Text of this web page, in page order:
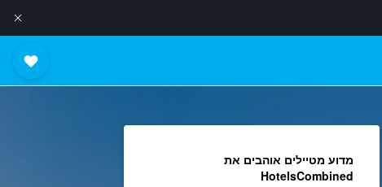
מדוע מטיילים אוהבים את
HotelsCombined